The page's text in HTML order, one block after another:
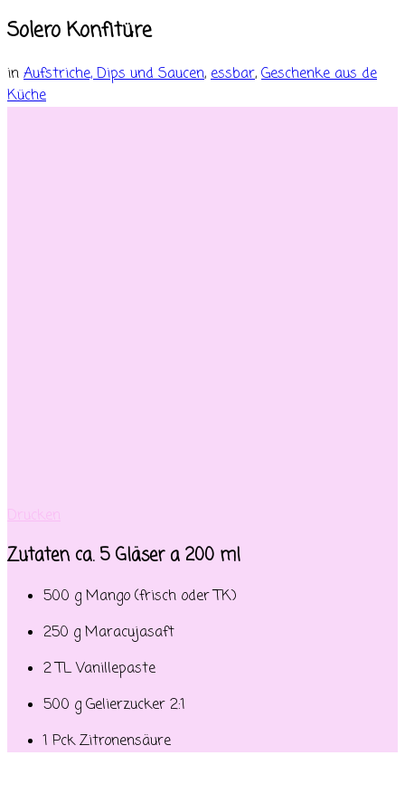
Solero Konfitüre
in Aufstriche, Dips und Saucen, essbar, Geschenke aus de
Küche
Drucken
Zutaten ca. 5 Gläser a 200 ml
500 g Mango (frisch oder TK)
250 g Maracujasaft
2 TL Vanillepaste
500 g Gelierzucker 2:1
1 Pck Zitronensäure